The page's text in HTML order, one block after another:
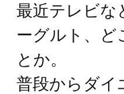
最近テレビな
ーグルト、ど
とか。
普段からダイ